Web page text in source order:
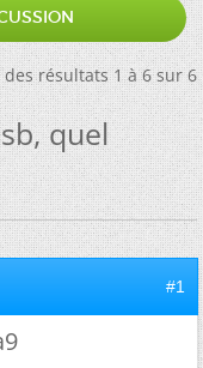
des résultats 1 à 6 sur 6
quel
#1